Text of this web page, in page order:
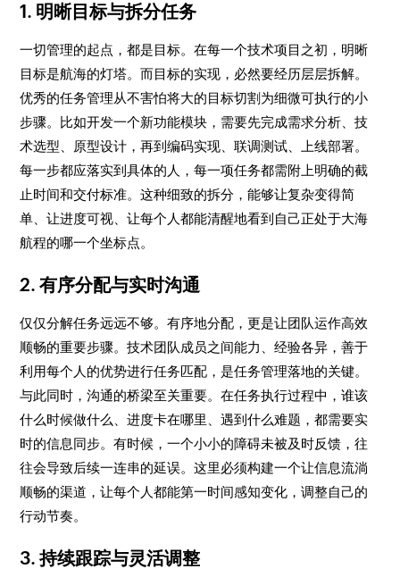
1. 明晰目标与拆分任务
一切管理的起点，都是目标。在每一个技术项目之初，明晰
目标是航海的灯塔。而目标的实现，必然要经历层层拆解。
优秀的任务管理从不害怕将大的目标切割为细微可执行的小
步骤。比如开发一个新功能模块，需要先完成需求分析、技
术选型、原型设计，再到编码实现、联调测试、上线部署。
每一步都应落实到具体的人，每一项任务都需附上明确的截
止时间和交付标准。这种细致的拆分，能够让复杂变得简
单、让进度可视、让每个人都能清醒地看到自己正处于大海
航程的哪一个坐标点。
2. 有序分配与实时沟通
仅仅分解任务远远不够。有序地分配，更是让团队运作高效
顺畅的重要步骤。技术团队成员之间能力、经验各异，善于
利用每个人的优势进行任务匹配，是任务管理落地的关键。
与此同时，沟通的桥梁至关重要。在任务执行过程中，谁该
什么时候做什么、进度卡在哪里、遇到什么难题，都需要实
时的信息同步。有时候，一个小小的障碍未被及时反馈，往
往会导致后续一连串的延误。这里必须构建一个让信息流淌
顺畅的渠道，让每个人都能第一时间感知变化，调整自己的
行动节奏。
3. 持续跟踪与灵活调整